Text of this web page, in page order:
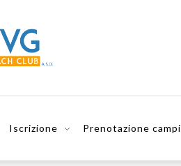
Iscrizione Prenotazione campi